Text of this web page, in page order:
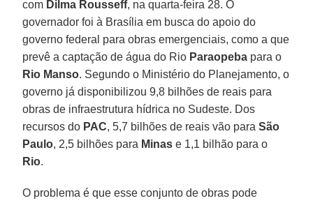
com Dilma Rousseff, na quarta-feira 28. O
governador foi à Brasília em busca do apoio do
governo federal para obras emergenciais, como a que
prevê a captação de água do Rio Paraopeba para o
Rio Manso. Segundo o Ministério do Planejamento, o
governo já disponibilizou 9,8 bilhões de reais para
obras de infraestrutura hídrica no Sudeste. Dos
recursos do PAC, 5,7 bilhões de reais vão para São
Paulo, 2,5 bilhões para Minas e 1,1 bilhão para o
Rio.
O problema é que esse conjunto de obras pode